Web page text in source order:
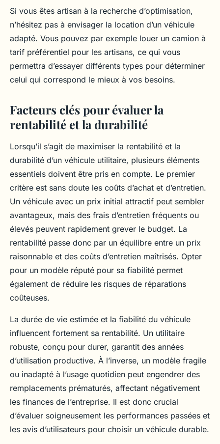
Si vous êtes artisan à la recherche d’optimisation,
n’hésitez pas à envisager la location d’un véhicule
adapté. Vous pouvez par exemple louer un camion à
tarif préférentiel pour les artisans, ce qui vous
permettra d’essayer différents types pour déterminer
celui qui correspond le mieux à vos besoins.
Facteurs clés pour évaluer la
rentabilité et la durabilité
Lorsqu’il s’agit de maximiser la rentabilité et la
durabilité d’un véhicule utilitaire, plusieurs éléments
essentiels doivent être pris en compte. Le premier
critère est sans doute les coûts d’achat et d’entretien.
Un véhicule avec un prix initial attractif peut sembler
avantageux, mais des frais d’entretien fréquents ou
élevés peuvent rapidement grever le budget. La
rentabilité passe donc par un équilibre entre un prix
raisonnable et des coûts d’entretien maîtrisés. Opter
pour un modèle réputé pour sa fiabilité permet
également de réduire les risques de réparations
coûteuses.
La durée de vie estimée et la fiabilité du véhicule
influencent fortement sa rentabilité. Un utilitaire
robuste, conçu pour durer, garantit des années
d’utilisation productive. À l’inverse, un modèle fragile
ou inadapté à l’usage quotidien peut engendrer des
remplacements prématurés, affectant négativement
les finances de l’entreprise. Il est donc crucial
d’évaluer soigneusement les performances passées et
les avis d’utilisateurs pour choisir un véhicule durable.